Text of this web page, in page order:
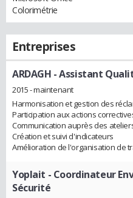
Colorimétrie
Entreprises
ARDAGH - Assistant
2015 - maintenant
Harmonisation et gestion des
Participation aux actions
Communication auprès des
Création et suivi d'indicateurs
Amélioration de l'organisation de
Yoplait - Coordinateur
Sécurité